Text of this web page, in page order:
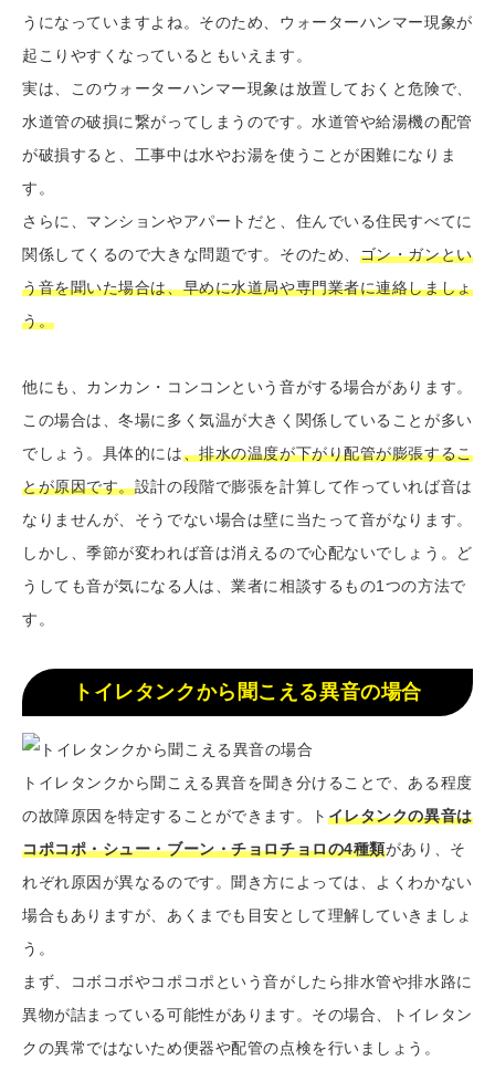
うになっていますよね。そのため、ウォーターハンマー現象が
起こりやすくなっているともいえます。
実は、このウォーターハンマー現象は放置しておくと危険で、
水道管の破損に繋がってしまうのです。水道管や給湯機の配管
が破損すると、工事中は水やお湯を使うことが困難になりま
す。
さらに、マンションやアパートだと、住んでいる住民すべてに
関係してくるので大きな問題です。そのため、 ゴン・ガンとい
う音を聞いた場合は、早めに水道局や専門業者に連絡しましょ
う。
他にも、カンカン・コンコンという音がする場合があります。
この場合は、冬場に多く気温が大きく関係していることが多い
でしょう。具体的には、排水の温度が下がり配管が膨張するこ
とが原因です。設計の段階で膨張を計算して作っていれば音は
なりませんが、そうでない場合は壁に当たって音がなります。
しかし、季節が変われば音は消えるので心配ないでしょう。ど
うしても音が気になる人は、業者に相談するもの1つの方法で
す。
トイレタンクから聞こえる異音の場合
トイレタンクから聞こえる異音を聞き分けることで、ある程度
の故障原因を特定することができます。ト イレタンクの異音は
コポコポ・シュー・ブーン・チョロチョロの4種類があり、そ
れぞれ原因が異なるのです。聞き方によっては、よくわかない
場合もありますが、あくまでも目安として理解していきましょ
う。
まず、コボコボやコポコポという音がしたら排水管や排水路に
異物が詰まっている可能性があります。その場合、トイレタン
クの異常ではないため便器や配管の点検を行いましょう。